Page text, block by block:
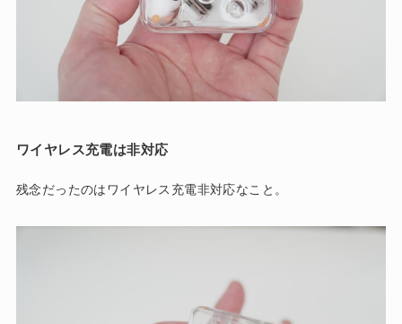
ワイヤレス充電は非対応
残念だったのはワイヤレス充電非対応なこと。